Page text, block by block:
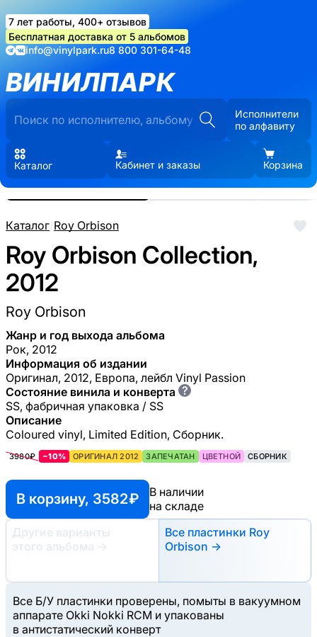
7 лет работы, 400+ отзывов
Бесплатная доставка от 5 альбомов
info@vinylpark.ru8 800 301-64-48
ВИНИЛПАРК
Исполнители
по алфавиту
Каталог Кабинет и заказы Корзина
Каталог/Roy Orbison
Roy Orbison Collection,
2012
Roy Orbison
Жанр и год выхода альбома
Рок, 2012
Информация об издании
Оригинал, 2012, Европа, лейбл Vinyl Passion
Состояние винила и конверта ?
SS, фабричная упаковка / SS
Описание
Coloured vinyl, Limited Edition, Сборник.
3980₽ −10% ОРИГИНАЛ 2012 ЗАПЕЧАТАН ЦВЕТНОЙ СБОРНИК
В корзину, 3582 ₽
В наличии
на складе
Другие варианты
этого альбома
→
Все пластинки Roy
Orbison →
Все Б/У пластинки проверены, помыты в вакуумном
аппарате Okki Nokki RCM и упакованы
в антистатический конверт
Реальные фото пластинки.
Нажмите, чтобы увеличить